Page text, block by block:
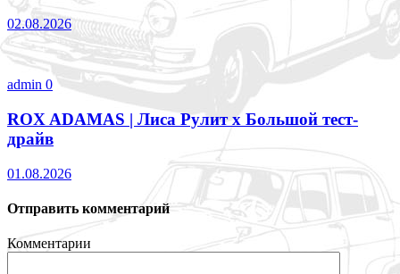
02.08.2026
admin 0
ROX ADAMAS | Лиса Рулит х Большой тест-
драйв
01.08.2026
Отправить комментарий
Комментарии